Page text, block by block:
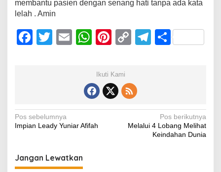
membantu pasien dengan senang hati tanpa ada kata
lelah . Amin
F
o
o
T
E
W
at
s
A
p
Pi
er
e
st
C
y
Li
k
T
m
S
Ikuti Kami
Navigasi
pos
Pos sebelumnya
Impian Leady Yuniar Afifah
Pos berikutnya
Melalui 4 Lobang Melihat
Keindahan Dunia
Jangan Lewatkan